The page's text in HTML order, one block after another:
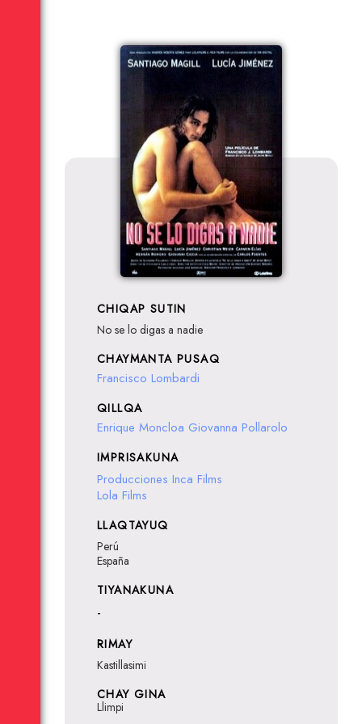
CHIQAP SUTIN
No se lo digas a nadie
CHAYMANTA PUSAQ
Francisco Lombardi
QILLQA
Enrique Moncloa Giovanna Pollarolo
IMPRISAKUNA
Producciones Inca Films
Lola Films
LLAQTAYUQ
Perú
España
TIYANAKUNA
-
RIMAY
Kastillasimi
CHAY GINA
Llimpi